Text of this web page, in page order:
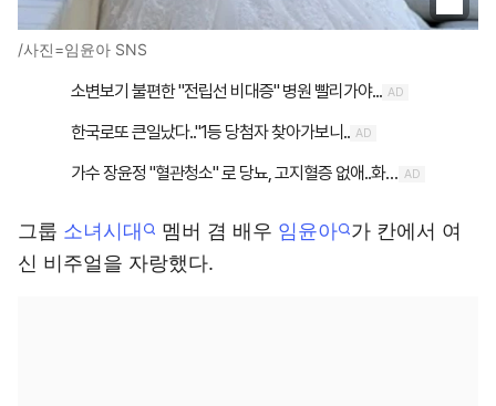
/사진=임윤아 SNS
그룹 소녀시대 멤버 겸 배우 임윤아
가 칸에서 여
신 비주얼을 자랑했다.